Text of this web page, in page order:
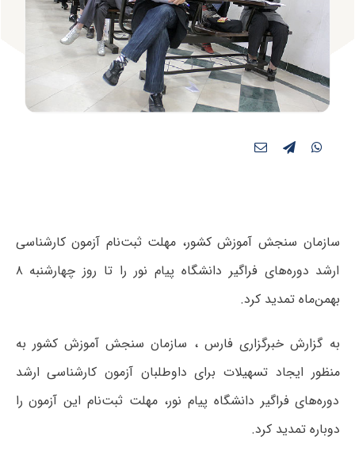
سازمان سنجش آموزش کشور، مهلت ثبت‌نام آزمون کارشناسی
ارشد دوره‌های فراگیر دانشگاه پیام نور را تا روز چهارشنبه ۸
بهمن‌ماه تمدید کرد.
به گزارش خبرگزاری فارس ، سازمان سنجش آموزش کشور به
منظور ایجاد تسهیلات برای داوطلبان آزمون کارشناسی ارشد
دوره‌های فراگیر دانشگاه پیام نور، مهلت ثبت‌نام این آزمون را
دوباره تمدید کرد.